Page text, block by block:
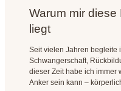
Warum mir
liegt
Seit vielen Jahren begleite
Schwangerschaft,
dieser Zeit habe ich immer
Anker sein kann –